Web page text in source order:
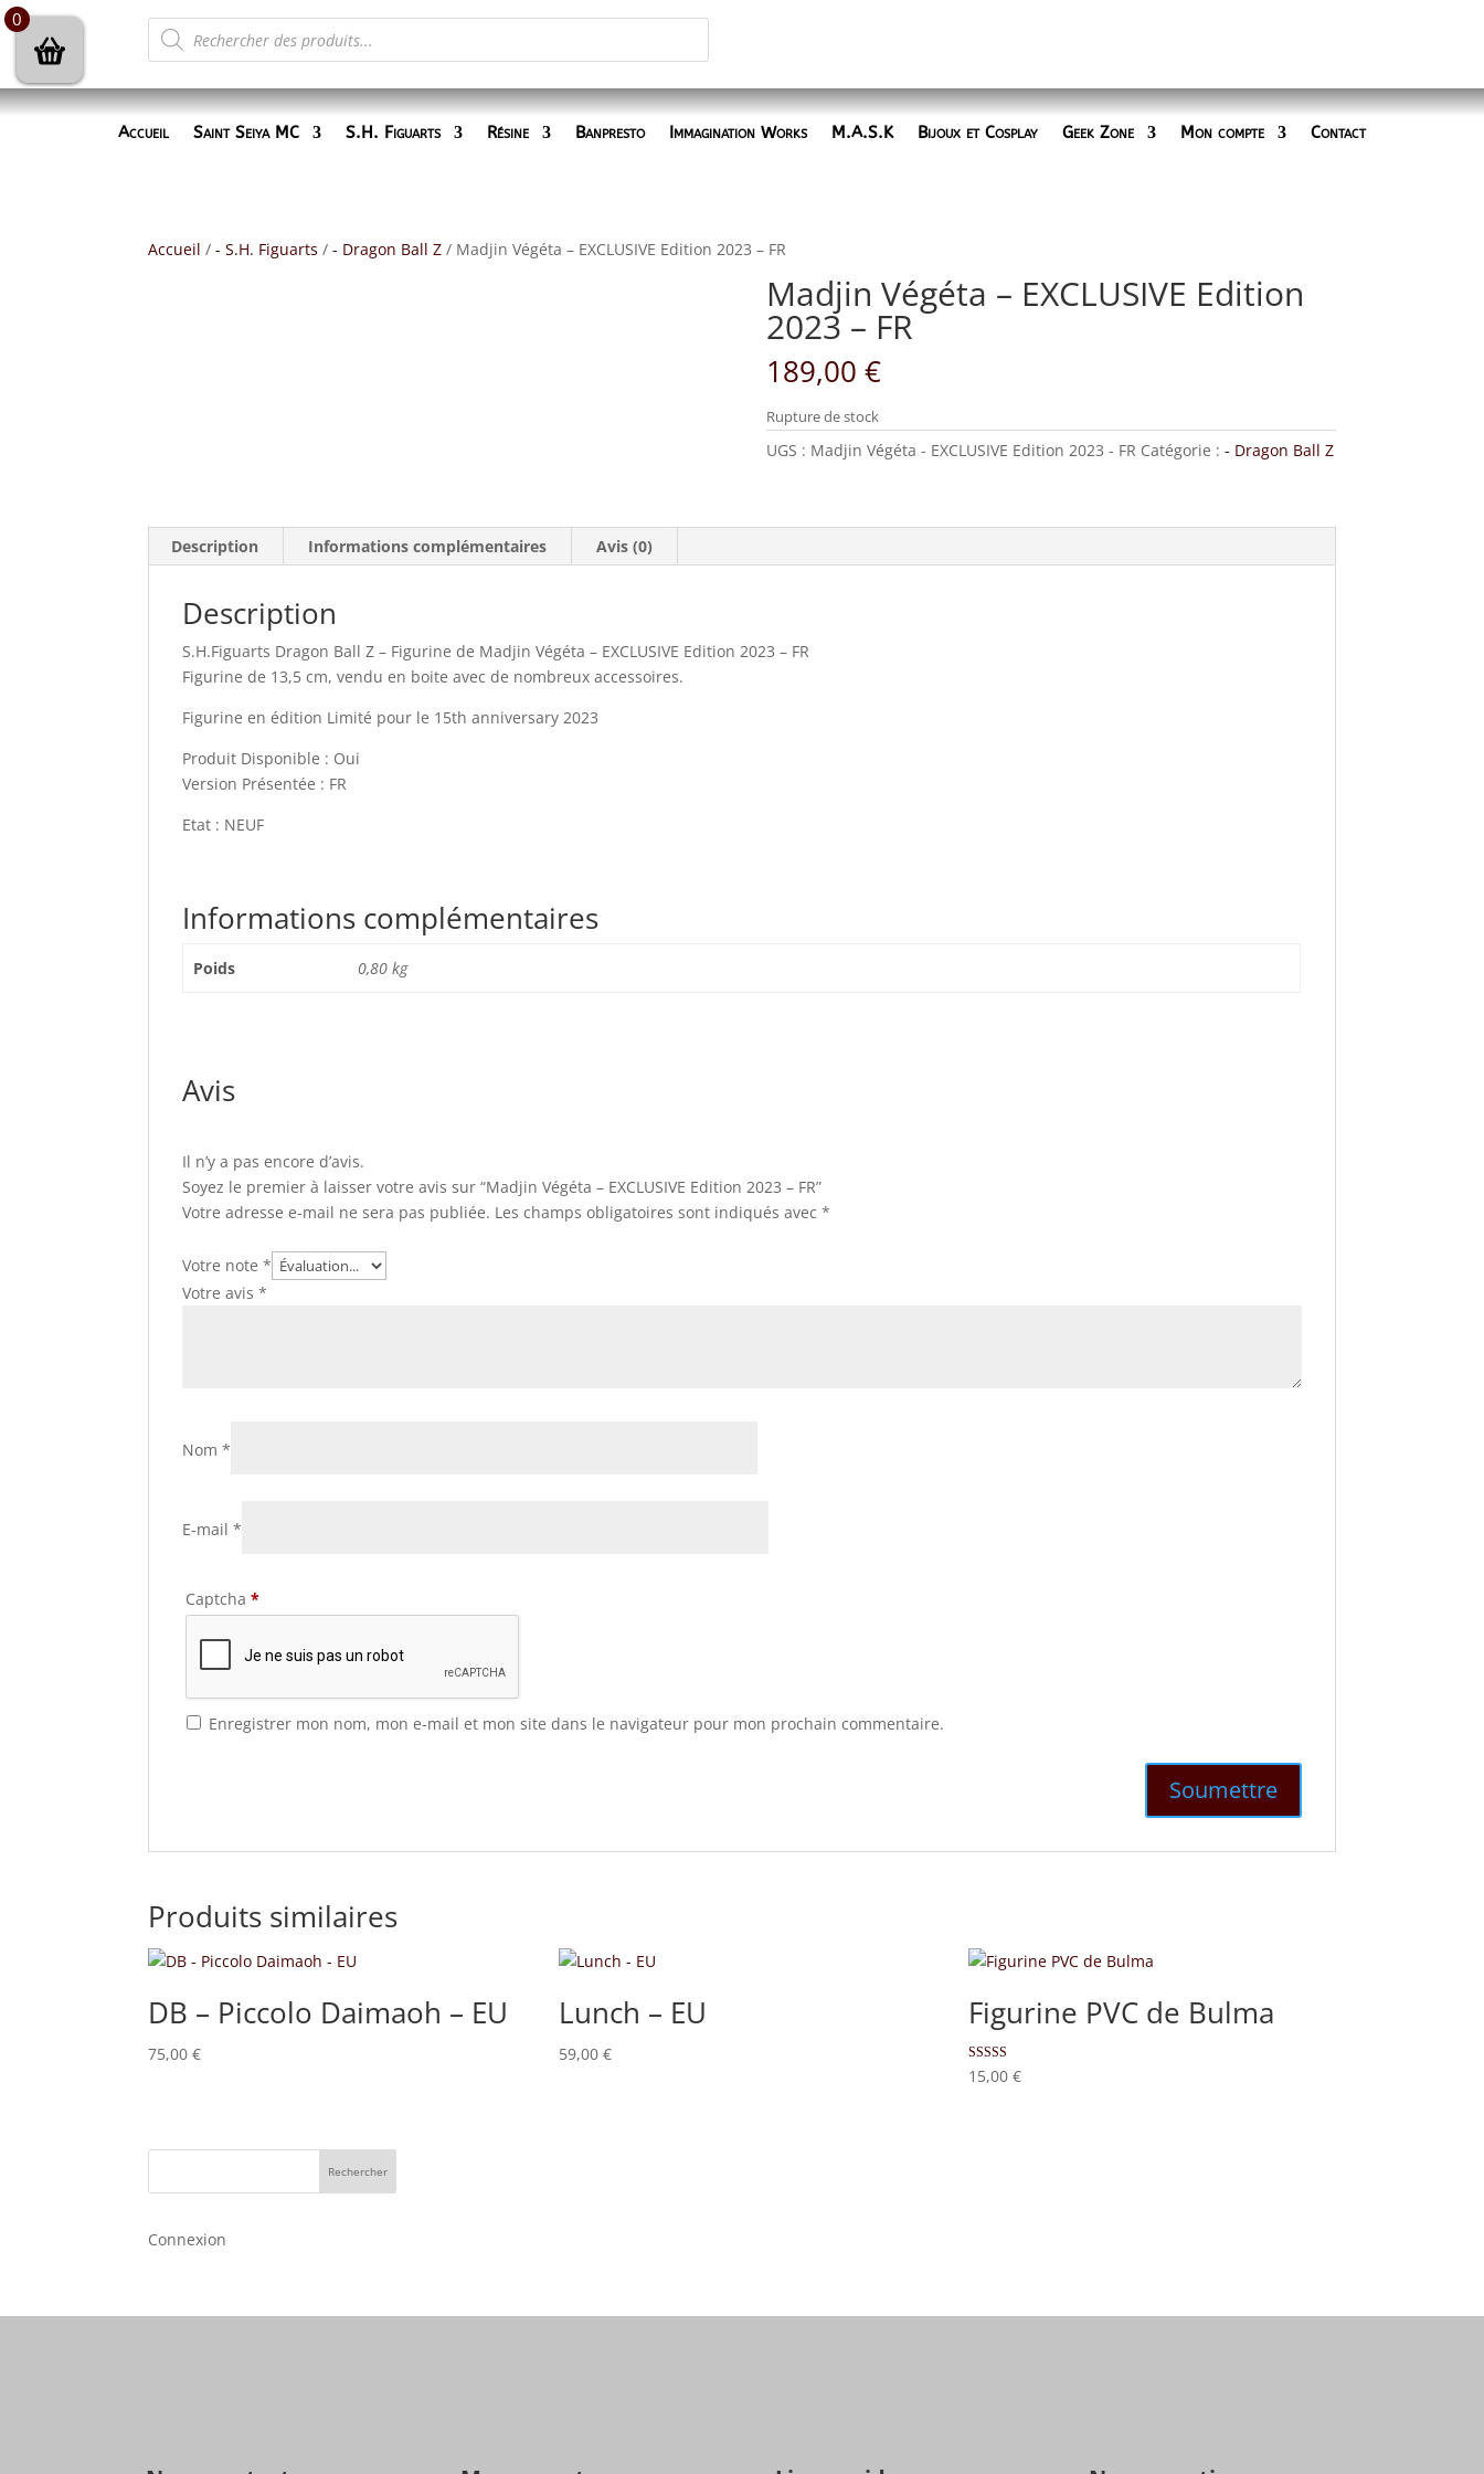
Recherche
de
produits
Accueil Saint Seiya MC S.H. Figuarts Résine Banpresto Immagination Works M.A.S.K Bijoux et Cosplay Geek Zone Mon compte Contact
Accueil /- S.H. Figuarts /- Dragon Ball Z / Madjin Végéta – EXCLUSIVE Edition 2023 – FR
Madjin Végéta – EXCLUSIVE Edition
2023 – FR
189,00 €
Rupture de stock
UGS : Madjin Végéta - EXCLUSIVE Edition 2023 - FR Catégorie : - Dragon Ball Z
Description Informations complémentaires Avis (0)
Description
S.H.Figuarts Dragon Ball Z – Figurine de Madjin Végéta – EXCLUSIVE Edition 2023 – FR
Figurine de 13,5 cm, vendu en boite avec de nombreux accessoires.
Figurine en édition Limité pour le 15th anniversary 2023
Produit Disponible : Oui
Version Présentée : FR
Etat : NEUF
Informations complémentaires
Poids 0,80 kg
Avis
Il n’y a pas encore d’avis.
Soyez le premier à laisser votre avis sur “Madjin Végéta – EXCLUSIVE Edition 2023 – FR”
Votre adresse e-mail ne sera pas publiée. Les champs obligatoires sont indiqués avec*
Votre note*
Votre avis*
Nom*
E-mail*
Captcha*
Enregistrer mon nom, mon e-mail et mon site dans le navigateur pour mon prochain commentaire.
Produits similaires
DB – Piccolo Daimaoh – EU
75,00€
Lunch – EU
59,00 €
Figurine PVC de Bulma
Note
5.00
15,00€
Rechercher
Connexion
0